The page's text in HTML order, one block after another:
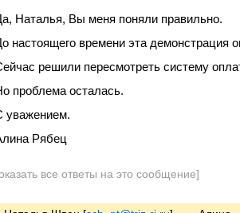
Наталья, Вы меня поняли правильно.
настоящего времени эта демонстрация
решили пересмотреть систему
проблема осталась.
уважением.
Рябец
все ответы на это сообщение]